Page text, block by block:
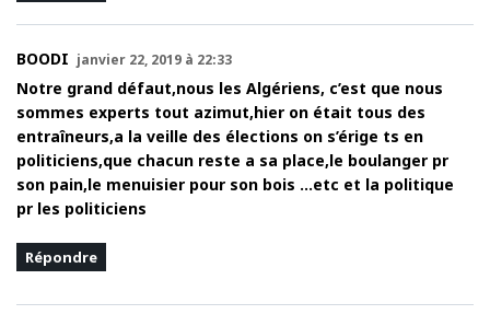
BOODI janvier 22, 2019 à 22:33
Notre grand défaut,nous les Algériens, c’est que nous
sommes experts tout azimut,hier on était tous des
entraîneurs,a la veille des élections on s’érige ts en
politiciens,que chacun reste a sa place,le boulanger pr
son pain,le menuisier pour son bois …etc et la politique
pr les politiciens
Répondre